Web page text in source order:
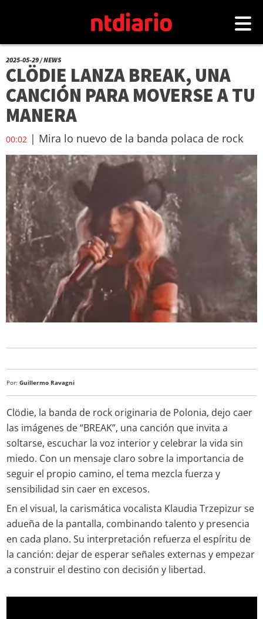
2025-05-29 / NEWS
CLÖDIE LANZA BREAK, UNA
CANCIÓN PARA MOVERSE A TU
MANERA
00:02 | Mira lo nuevo de la banda polaca de rock
Por: Guillermo Ravagni
Clödie, la banda de rock originaria de Polonia, dejo caer
las imágenes de “BREAK”, una canción que invita a
soltarse, escuchar la voz interior y celebrar la vida sin
miedo. Con un mensaje claro sobre la importancia de
seguir el propio camino, el tema mezcla fuerza y
sensibilidad sin caer en excesos.
En el visual, la carismática vocalista Klaudia Trzepizur se
adueña de la pantalla, combinando talento y presencia
en cada plano. Su interpretación refuerza el espíritu de
la canción: dejar de esperar señales externas y empezar
a construir el destino con decisión y libertad.